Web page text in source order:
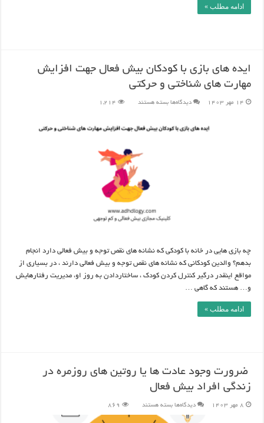
ادامه مطلب »
ایده های بازی با کودکان بیش فعال جهت افزایش
مهارت های شناختی و حرکتی
14 مهر 1403 دیدگاه‌ها برای
با
بسته هستند 1,214
چه بازی هایی در خانه با کودکی که نشانه های نقص توجه و بیش فعالی دارد انجام
بدهم؟ والدین کودکانی که نشانه های نقص توجه و بیش فعالی دارند ، در بسیاری از
مواقع اینقدر درگیر کنترل کردن کودک ، ساختاردادن به روز او، مدیریت رفتارهایش
و… هستند که گاهی …
ادامه مطلب »
ضرورت وجود عادت ها یا روتین های روزمره در
زندگی افراد بیش فعال
8 مهر 1403 دیدگاه‌ها برای
وجود
بسته هستند 869